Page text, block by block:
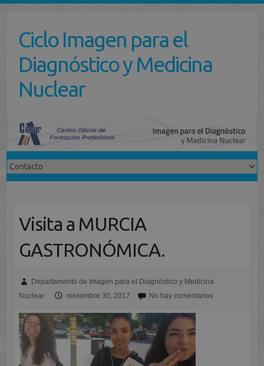
contenidoCiclo Imagen para el
Diagnóstico y Medicina
Nuclear
Visita a MURCIA
GASTRONÓMICA.
Departamento de Imagen para el Diagnóstico y Medicina
Nuclear
noviembre 30, 2017 No hay comentarios